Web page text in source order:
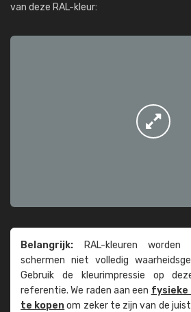
van deze RAL-kleur:
Belangrijk: RAL-kleuren
schermen niet volledig
Gebruik de kleur­impressie op
referentie. We raden aan een fysieke
te kopenom zeker te zijn van de